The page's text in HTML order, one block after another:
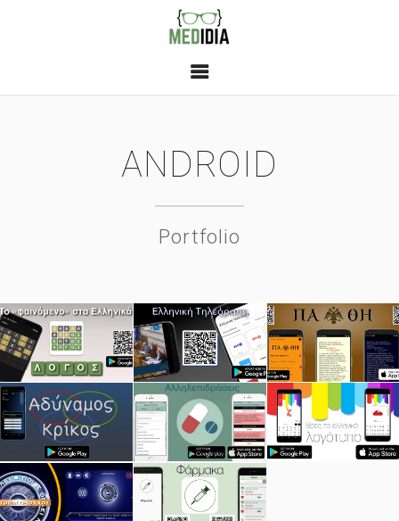
ANDROID
Portfolio
ΛΟΓΟΣ…
ΕΛΛΗΝΙΚΉ
ΤΗΛΕΌΡΑΣΗ
ΜΕΓΆΛΗ
ΕΒΔΟΜΆΔΑ
ΕΓΚΌΛΠΙΟ
ΑΔΎΝΑΜΟΣ
ΚΡΊΚΟΣ
ΑΛΛΗΛΕΠΙΔΡΆΣΕΙΣ
ΒΡΕΣ ΤΟ
ΕΛΛΗΝΙΚΟ
Ο
ΦΑΡΜΑΚΑ